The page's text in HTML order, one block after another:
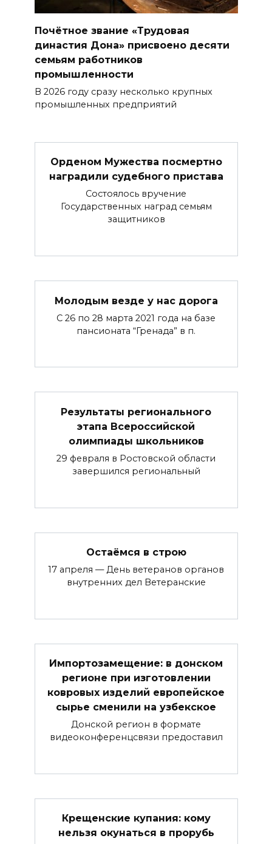
Почётное звание «Трудовая
династия Дона» присвоено десяти
семьям работников
промышленности
В 2026 году сразу несколько крупных
промышленных предприятий
Орденом Мужества посмертно
наградили судебного пристава
Состоялось вручение
Государственных наград семьям
защитников
Молодым везде у нас дорога
С 26 по 28 марта 2021 года на базе
пансионата “Гренада” в п.
Результаты регионального
этапа Всероссийской
олимпиады школьников
29 февраля в Ростовской области
завершился региональный
Остаёмся в строю
17 апреля — День ветеранов органов
внутренних дел Ветеранские
Импортозамещение: в донском
регионе при изготовлении
ковровых изделий европейское
сырье сменили на узбекское
Донской регион в формате
видеоконференцсвязи предоставил
Крещенские купания: кому
нельзя окунаться в прорубь